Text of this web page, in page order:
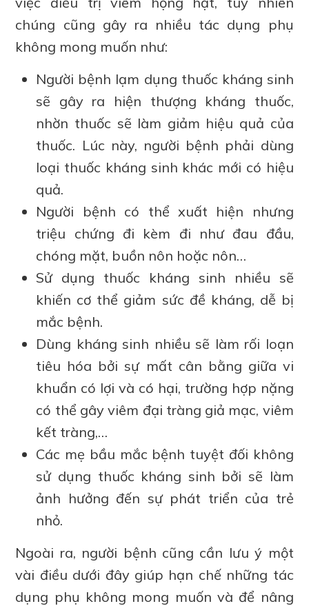
chúng cũng gây ra nhiều tác dụng phụ
không mong muốn như:
Người bệnh lạm dụng thuốc kháng sinh
sẽ gây ra hiện thượng kháng thuốc,
nhờn thuốc sẽ làm giảm hiệu quả của
thuốc. Lúc này, người bệnh phải dùng
loại thuốc kháng sinh khác mới có hiệu
quả.
Người bệnh có thể xuất hiện nhưng
triệu chứng đi kèm đi như đau đầu,
chóng mặt, buồn nôn hoặc nôn…
Sử dụng thuốc kháng sinh nhiều sẽ
khiến cơ thể giảm sức đề kháng, dễ bị
mắc bệnh.
Dùng kháng sinh nhiều sẽ làm rối loạn
tiêu hóa bởi sự mất cân bằng giữa vi
khuẩn có lợi và có hại, trường hợp nặng
có thể gây viêm đại tràng giả mạc, viêm
kết tràng,…
Các mẹ bầu mắc bệnh tuyệt đối không
sử dụng thuốc kháng sinh bởi sẽ làm
ảnh hưởng đến sự phát triển của trẻ
nhỏ.
Ngoài ra, người bệnh cũng cần lưu ý một
vài điều dưới đây giúp hạn chế những tác
dụng phụ không mong muốn và để nâng